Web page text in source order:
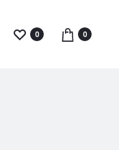
0 0